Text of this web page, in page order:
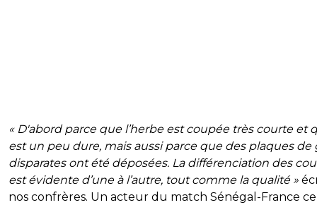
« D'abord parce que l’herbe est coupée très courte et
est un peu dure, mais aussi parce que des plaques de
disparates ont été déposées. La différenciation des
est évidente d’une à l’autre, tout comme la qualité »
nos confrères. Un acteur du match Sénégal-France ce